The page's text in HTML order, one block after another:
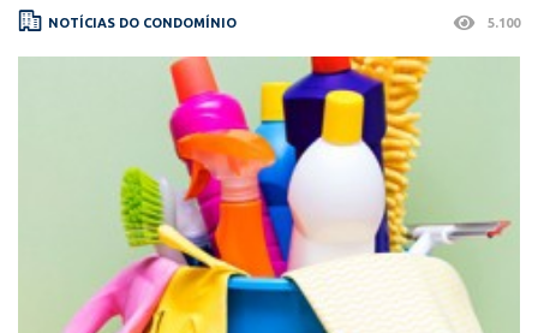
notícias
contactos
NOTÍCIAS DO CONDOMÍNIO 5.100